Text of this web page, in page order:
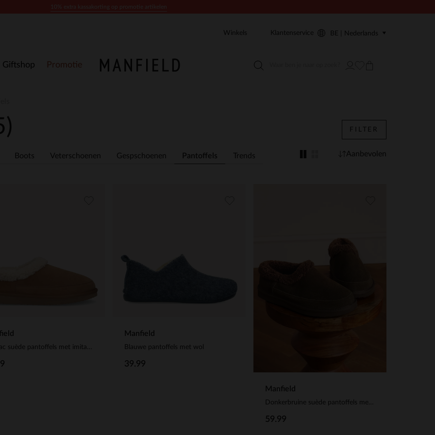
Giftshop Promotie
Winkels Klantenservice BE | Nederlands
Boots Veterschoenen Gespschoenen Pantoffels Trends
FILTER
Aanbevolen
Cognac suède pantoffels met imitatie wol
Manfield
Blauwe pantoffels met wol
39.99
Manfield
59.99